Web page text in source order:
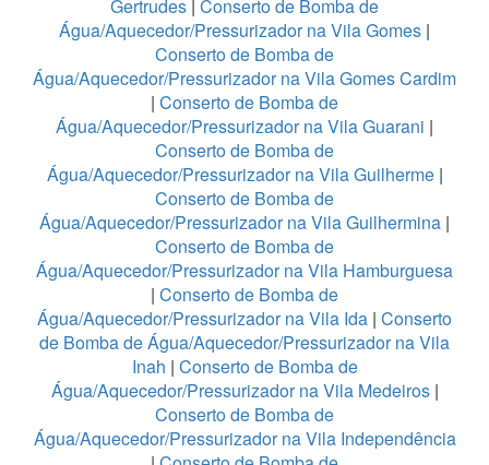
Gertrudes | Conserto de Bomba de
Água/Aquecedor/Pressurizador na Vila Gomes |
Conserto de Bomba de
Água/Aquecedor/Pressurizador na Vila Gomes Cardim
| Conserto de Bomba de
Água/Aquecedor/Pressurizador na Vila Guarani |
Conserto de Bomba de
Água/Aquecedor/Pressurizador na Vila Guilherme|
Conserto de Bomba de
Água/Aquecedor/Pressurizador na Vila Guilhermina |
Conserto de Bomba de
Água/Aquecedor/Pressurizador na Vila Hamburguesa
| Conserto de Bomba de
Água/Aquecedor/Pressurizador na Vila Ida | Conserto
de Bomba de Água/Aquecedor/Pressurizador na Vila
Inah | Conserto de Bomba de
Água/Aquecedor/Pressurizador na Vila Medeiros|
Conserto de Bomba de
Água/Aquecedor/Pressurizador na Vila Independência